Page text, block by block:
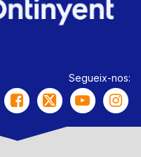
Segueix-nos: